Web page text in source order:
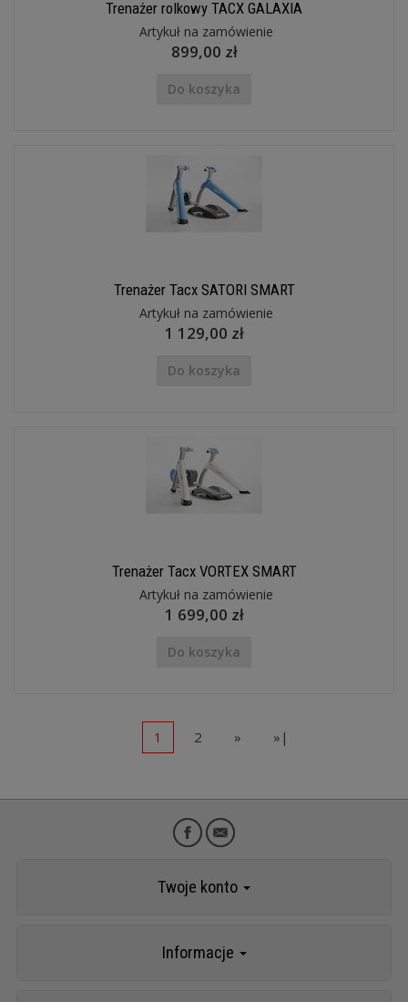
Trenażer rolkowy TACX GALAXIA
Artykuł na zamówienie
899,00 zł
Do koszyka
Trenażer Tacx SATORI SMART
Artykuł na zamówienie
1 129,00 zł
Do koszyka
Trenażer Tacx VORTEX SMART
Artykuł na zamówienie
1 699,00 zł
Do koszyka
1 2 » »|
Twoje konto
Informacje